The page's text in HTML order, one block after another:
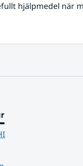
hjälpmedel när